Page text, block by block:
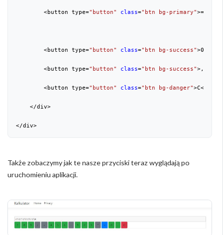
        <button type=
"button" class="btn bg-primary">=</
        <button type=
"button" class="btn bg-success">0
        <button type=
"button" class="btn bg-success">,</
        <button type=
"button" class="btn bg-danger">C</
    </div>
</div>
Także zobaczymy jak te nasze przyciski teraz wyglądają po
uruchomieniu aplikacji.